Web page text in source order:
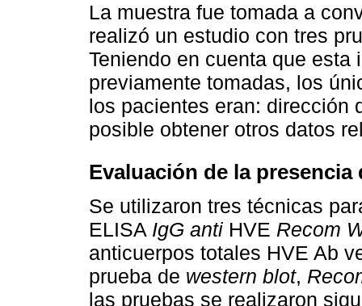
La muestra fue tomada a
realizó un estudio con tres
Teniendo en cuenta que
previamente tomadas, los
los pacientes eran: dirección
posible obtener otros datos
Evaluación de la presencia
Se utilizaron tres técnicas
ELISA IgG anti HVE Recom
anticuerpos totales HVE Ab
prueba de western blot,
las pruebas se realizaron